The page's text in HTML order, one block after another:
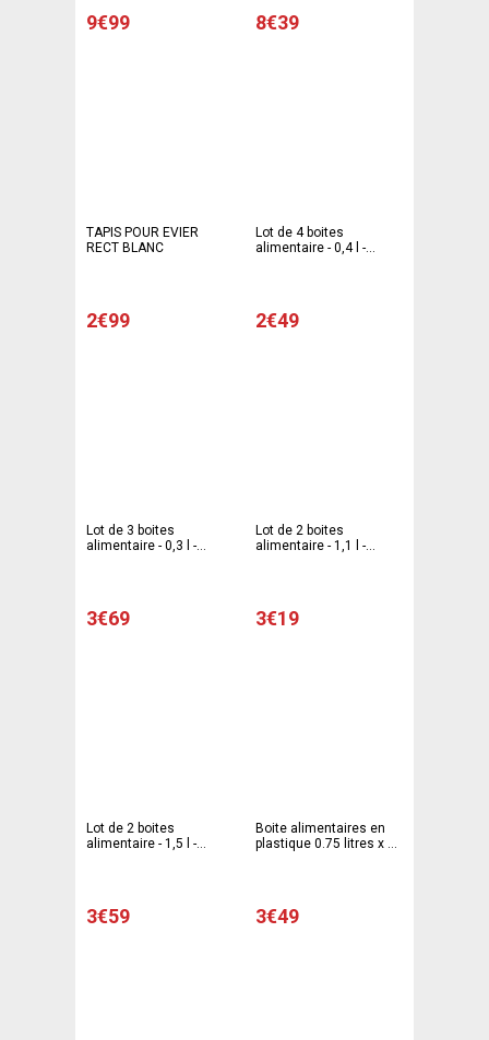
9€99 8€39
TAPIS POUR EVIER
RECT BLANC
2€99
Lot de 4 boites
alimentaire - 0,4 l -
2€49
Lot de 3 boites
alimentaire - 0,3 l -
3€69
Lot de 2 boites
alimentaire - 1,1 l -
3€19
Lot de 2 boites
alimentaire - 1,5 l -
3€59
Boite alimentaires en
plastique 0.75 litres x 3
3€49